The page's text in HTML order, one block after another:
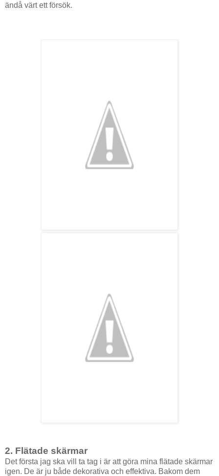
ändå värt ett försök.
2. Flätade skärmar
Det första jag ska vill ta tag i är att göra mina flätade skärmar
igen. De är ju både dekorativa och effektiva. Bakom dem